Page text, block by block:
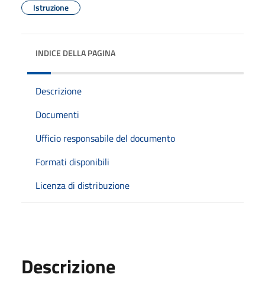
Istruzione
INDICE DELLA PAGINA
Descrizione
Documenti
Ufficio responsabile del documento
Formati disponibili
Licenza di distribuzione
Descrizione